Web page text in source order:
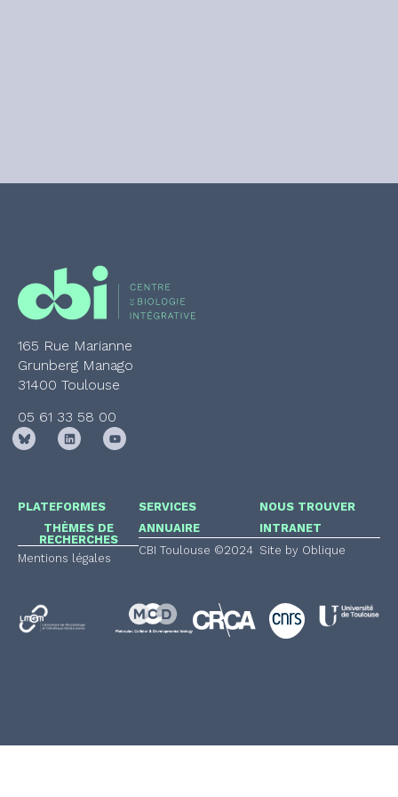
165 Rue Marianne
Grunberg Manago
31400 Toulouse
05 61 33 58 00
PLATEFORMES
THÈMES DE
RECHERCHES
Mentions légales
SERVICES
ANNUAIRE
CBI Toulouse ©2024
NOUS TROUVER
INTRANET
Site by Oblique